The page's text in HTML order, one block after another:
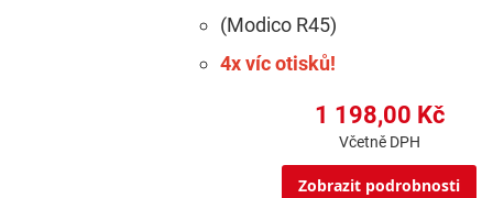
(Modico R45)
4x víc otisků!
1 198,00 Kč
Včetně DPH
Zobrazit podrobnosti